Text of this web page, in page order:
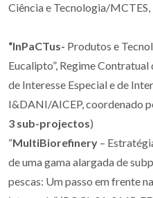
Ciência e Tecnologia/MCTES,
“InPaCTus- Produtos e
Eucalipto”, Regime
de Interesse Especial e de
I&DANI/AICEP, coordenado
3 sub-projectos
“MultiBiorefinery –
de uma gama alargada de
pescas: Um passo em frente